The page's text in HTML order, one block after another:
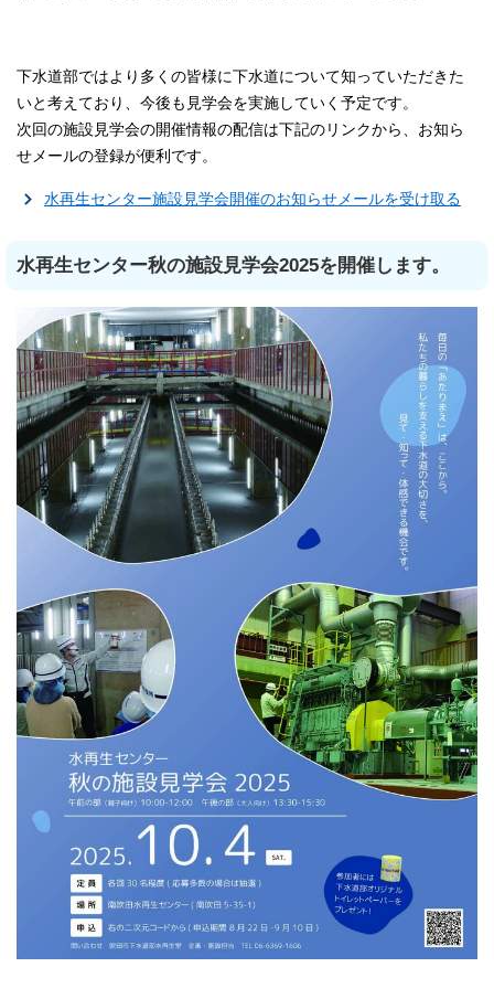
下水道部ではより多くの皆様に下水道について知っていただきた
いと考えており、今後も見学会を実施していく予定です。
次回の施設見学会の開催情報の配信は下記のリンクから、お知ら
せメールの登録が便利です。
水再生センター施設見学会開催のお知らせメールを受け取る
水再生センター秋の施設見学会2025を開催します。